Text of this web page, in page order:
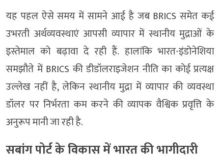
यह पहल ऐसे समय में सामने आई है जब BRICS समेत कई
उभरती अर्थव्यवस्थाएं आपसी व्यापार में स्थानीय मुद्राओं के
इस्तेमाल को बढ़ावा दे रही हैं. हालांकि भारत-इंडोनेशिया
समझौते में BRICS की डीडॉलराइजेशन नीति का कोई प्रत्यक्ष
उल्लेख नहीं है, लेकिन स्थानीय मुद्रा में व्यापार की व्यवस्था
डॉलर पर निर्भरता कम करने की व्यापक वैश्विक प्रवृत्ति के
अनुरूप मानी जा रही है.
सबांग पोर्ट के विकास में भारत की भागीदारी